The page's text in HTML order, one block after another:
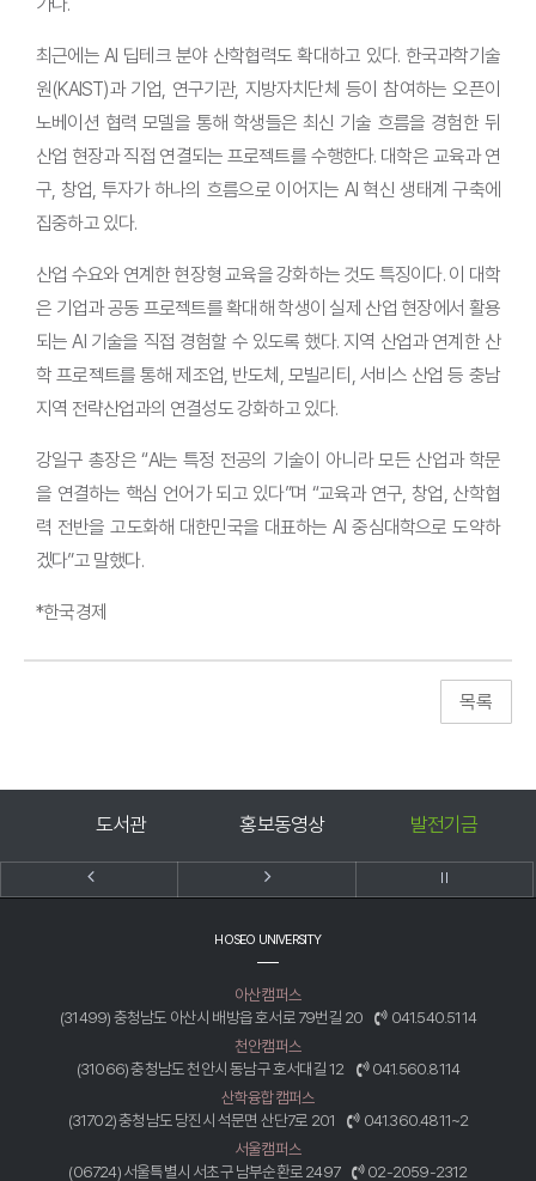
최근에는 AI 딥테크 분야 산학협력도 확대하고 있다. 한국과학기술
원(KAIST)과 기업, 연구기관, 지방자치단체 등이 참여하는 오픈이
노베이션 협력 모델을 통해 학생들은 최신 기술 흐름을 경험한 뒤
산업 현장과 직접 연결되는 프로젝트를 수행한다. 대학은 교육과 연
구, 창업, 투자가 하나의 흐름으로 이어지는 AI 혁신 생태계 구축에
집중하고 있다.
산업 수요와 연계한 현장형 교육을 강화하는 것도 특징이다. 이 대학
은 기업과 공동 프로젝트를 확대해 학생이 실제 산업 현장에서 활용
되는 AI 기술을 직접 경험할 수 있도록 했다. 지역 산업과 연계한 산
학 프로젝트를 통해 제조업, 반도체, 모빌리티, 서비스 산업 등 충남
지역 전략산업과의 연결성도 강화하고 있다.
강일구 총장은 “AI는 특정 전공의 기술이 아니라 모든 산업과 학문
을 연결하는 핵심 언어가 되고 있다”며 “교육과 연구, 창업, 산학협
력 전반을 고도화해 대한민국을 대표하는 AI 중심대학으로 도약하
겠다”고 말했다.
*한국경제
도서관 홍보동영상 발전기금
HOSEO UNIVERSITY
아산캠퍼스
(31499) 충청남도 아산시 배방읍 호서로 79번길 20
041.540.5114
천안캠퍼스
(31066) 충청남도 천안시 동남구 호서대길 12
041.560.8114
산학융합캠퍼스
(31702) 충청남도 당진시 석문면 산단7로 201
041.360.4811~2
서울캠퍼스
(06724) 서울특별시 서초구 남부순환로 2497
02-2059-2312